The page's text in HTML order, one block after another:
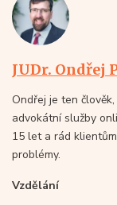
JUDr. Ondřej
Ondřej je ten
advokátní služby
15 let a rád
problémy.
Vzdělání